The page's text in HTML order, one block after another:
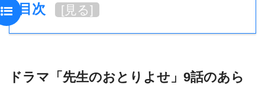
目次 [見る]
ドラマ「先生のおとりよせ」9話のあら